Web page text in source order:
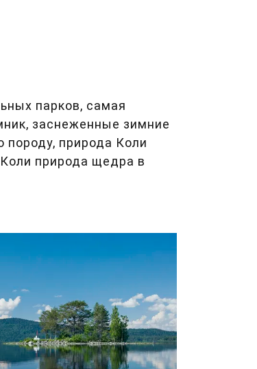
парков, самая
заснеженные зимние
природа Коли
природа щедра в